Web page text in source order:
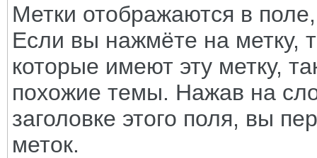
Метки отображаются в
Если вы нажмёте на метку,
которые имеют эту метку,
похожие темы. Нажав на
заголовке этого поля, вы
меток.